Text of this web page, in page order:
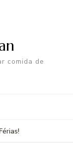
comida de